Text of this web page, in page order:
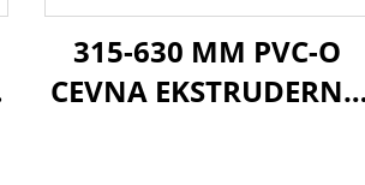
315-630 MM PVC-O
CEVNA EKSTRUDERNA